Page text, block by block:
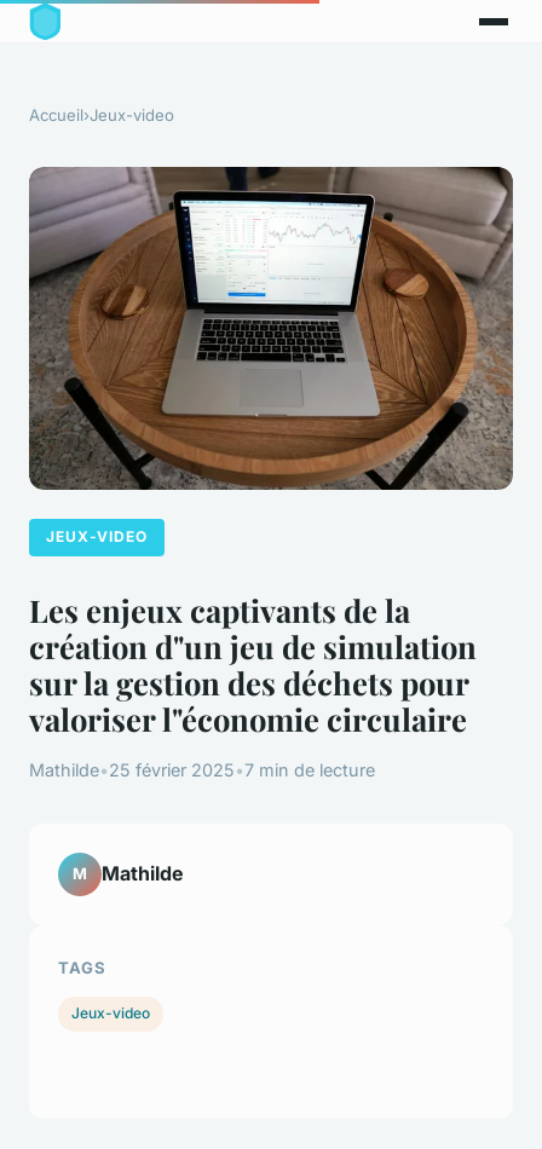
Accueil›Jeux-video
JEUX-VIDEO
Les enjeux captivants de la
création d"un jeu de simulation
sur la gestion des déchets pour
valoriser l"économie circulaire
Mathilde•25 février 2025•7 min de lecture
M Mathilde
TAGS
Jeux-video